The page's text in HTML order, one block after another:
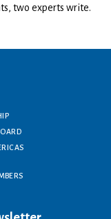
two experts write.